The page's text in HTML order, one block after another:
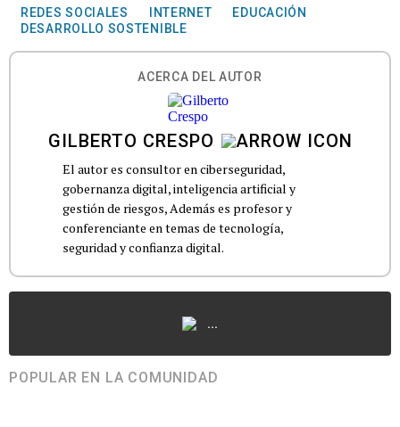
REDES SOCIALES INTERNET
EDUCACIÓN
DESARROLLO SOSTENIBLE
ACERCA DEL AUTOR
GILBERTO CRESPO
El autor es consultor en ciberseguridad,
gobernanza digital, inteligencia artificial y
gestión de riesgos, Además es profesor y
conferenciante en temas de tecnología,
seguridad y confianza digital.
...
POPULAR EN LA COMUNIDAD